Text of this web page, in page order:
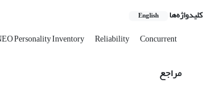
کلیدواژه‌ها English
Personality Inventory Reliability Concurrent
مراجع